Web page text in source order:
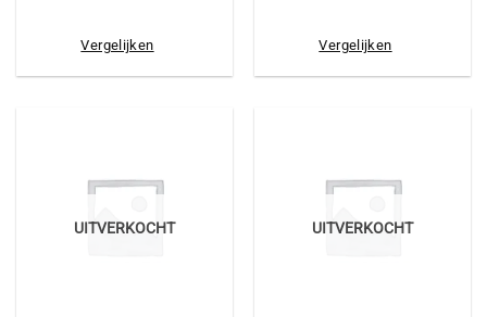
Vergelijken Vergelijken
UITVERKOCHT UITVERKOCHT